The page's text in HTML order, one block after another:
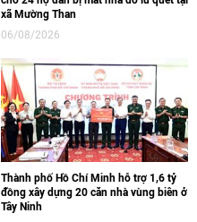
xã Mường Than
06/08/2026
Thành phố Hồ Chí Minh hỗ trợ 1,6 tỷ
đồng xây dựng 20 căn nhà vùng biên ở
Tây Ninh